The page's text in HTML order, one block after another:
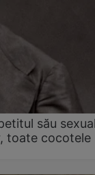
său
toate cocotele